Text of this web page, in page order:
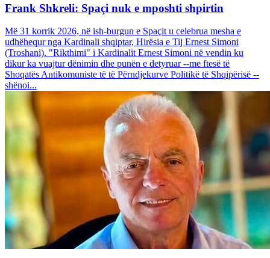
Frank Shkreli: Spaçi nuk e mposhti shpirtin
Më 31 korrik 2026, në ish-burgun e Spaçit u celebrua mesha e
udhëhequr nga Kardinali shqiptar, Hirësia e Tij Ernest Simoni
(Troshani). "Rikthimi" i Kardinalit Ernest Simoni në vendin ku
dikur ka vuajtur dënimin dhe punën e detyruar --me ftesë të
Shoqatës Antikomuniste të të Përndjekurve Politikë të Shqipërisë --
shënoi...